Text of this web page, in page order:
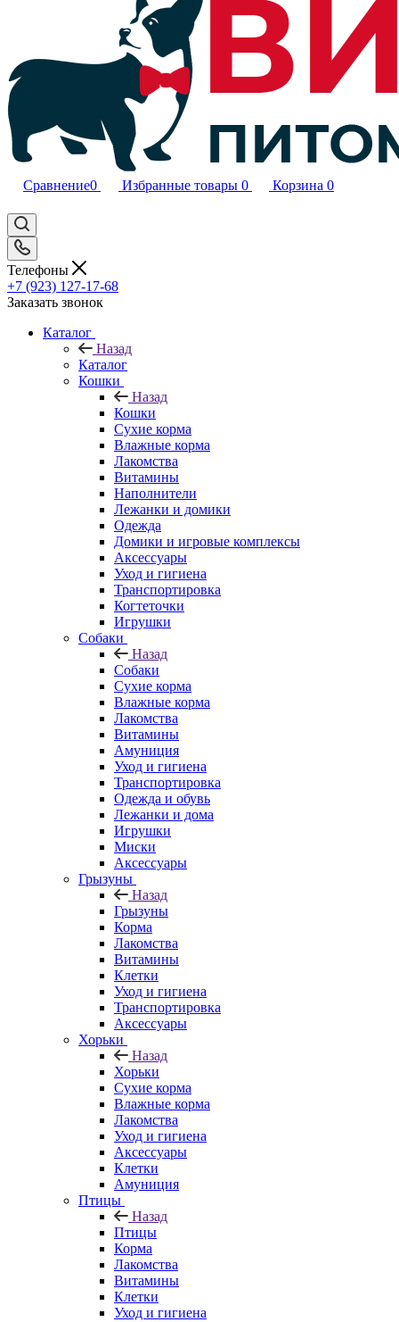
Сравнение0 Избранные товары 0 Корзина 0
Телефоны
+7 (923) 127-17-68
Заказать звонок
Каталог
Назад
Каталог
Кошки
Назад
Кошки
Сухие корма
Влажные корма
Лакомства
Витамины
Наполнители
Лежанки и домики
Одежда
Домики и игровые комплексы
Аксессуары
Уход и гигиена
Транспортировка
Когтеточки
Игрушки
Собаки
Назад
Собаки
Сухие корма
Влажные корма
Лакомства
Витамины
Амуниция
Уход и гигиена
Транспортировка
Одежда и обувь
Лежанки и дома
Игрушки
Миски
Аксессуары
Грызуны
Назад
Грызуны
Корма
Лакомства
Витамины
Клетки
Уход и гигиена
Транспортировка
Аксессуары
Хорьки
Назад
Хорьки
Сухие корма
Влажные корма
Лакомства
Уход и гигиена
Аксессуары
Клетки
Амуниция
Птицы
Назад
Птицы
Корма
Лакомства
Витамины
Клетки
Уход и гигиена